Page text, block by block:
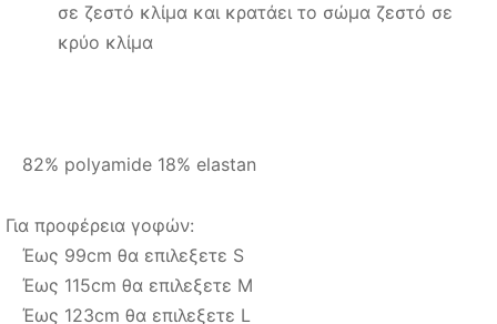
σε ζεστό κλίμα και κρατάει το σώμα ζεστό σε
κρύο κλίμα
82% polyamide 18% elastan
Για προφέρεια γοφών:
Έως 99cm θα επιλεξετε S
Έως 115cm θα επιλεξετε M
Έως 123cm θα επιλεξετε L